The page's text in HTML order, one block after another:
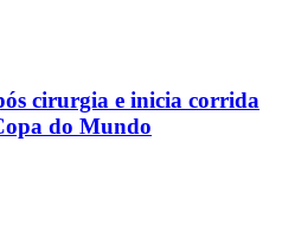
cirurgia e inicia corrida
do Mundo